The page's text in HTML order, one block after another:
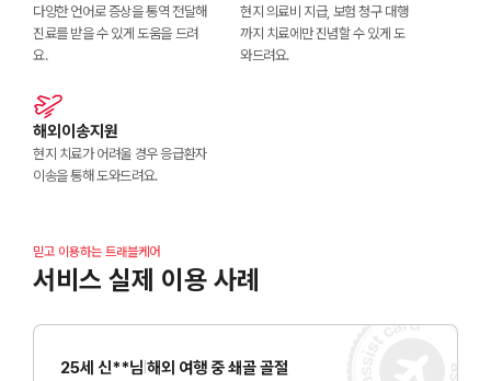
다양한 언어로 증상을 통역 전달해
진료를 받을 수 있게 도움을 드려
요.
현지 의료비 지급, 보험 청구 대행
까지 치료에만 진념할 수 있게 도
와드려요.
해외이송지원
현지 치료가 어려울 경우 응급환자
이송을 통해 도와드려요.
믿고 이용하는 트래블케어
서비스 실제 이용 사례
25세 신**님 해외 여행 중 쇄골 골절